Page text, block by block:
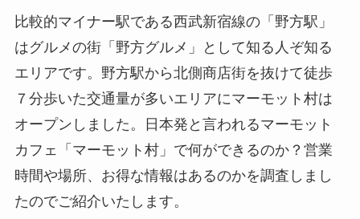
比較的マイナー駅である西武新宿線の「野方駅」
はグルメの街「野方グルメ」として知る人ぞ知る
エリアです。野方駅から北側商店街を抜けて徒歩
７分歩いた交通量が多いエリアにマーモット村は
オープンしました。日本発と言われるマーモット
カフェ「マーモット村」で何ができるのか？営業
時間や場所、お得な情報はあるのかを調査しまし
たのでご紹介いたします。